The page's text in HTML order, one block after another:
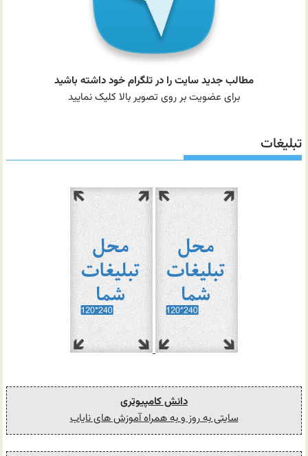
مطالب جدید سایت را در تلگرام خود داشته باشید
برای عضویت بر روی تصویر بالا کلیک نمایید
تبلیغات
دانش کامپیوتری
سایتی به روز و به همراه آموزش های نایاب